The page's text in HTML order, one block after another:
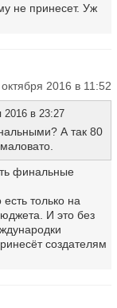
не принесет. Уж
2016 в 11:52
2016 в 23:27
А так 80
финальные
только на
И это без
создателям